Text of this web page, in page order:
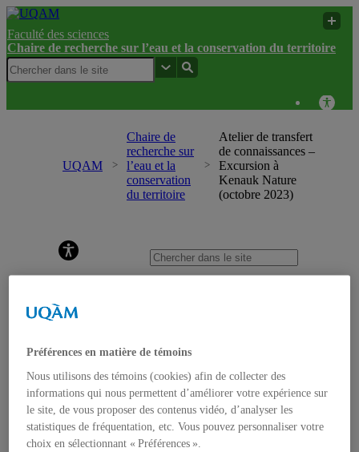
Faculté des sciences
Chaire de recherche sur l’eau et la conservation du territoire
UQAM
Chaire de
recherche sur
l’eau et la
conservation
du territoire
Atelier de transfert
de connaissances –
Excursion à
Kenauk Nature
(octobre 2023)
Mission et objectifs
Projets terminés
Laboratoires expérimentaux
Laboratoire naturel du Mont Covey Hill
Offres de MSc et PhD
Équipe
Titulaire et chercheuse principale
Collaboratrices et collaborateurs
Préférences en matière de témoins
Nous utilisons des témoins (cookies) afin de collecter des
informations qui nous permettent d’améliorer votre expérience sur
le site, de vous proposer des contenus vidéo, d’analyser les
statistiques de fréquentation, etc. Vous pouvez personnaliser votre
choix en sélectionnant « Préférences ».